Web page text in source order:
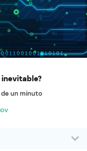
un minuto